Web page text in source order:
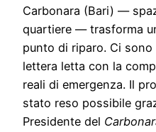
Carbonara (Bari) —
quartiere — trasforma
punto di riparo. Ci
lettera letta con la
reali di emergenza. Il
stato reso possibile
Presidente del